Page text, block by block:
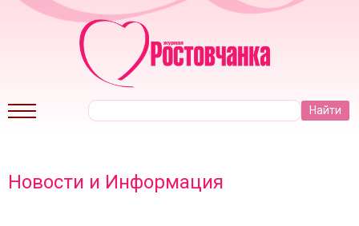
Новости и Информация